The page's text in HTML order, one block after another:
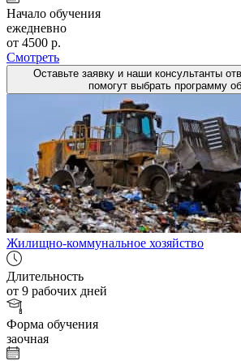
Начало обучения
ежедневно
от 4500 р.
Смотреть
Оставьте заявку и наши консультанты
помогут выбрать программу
Жилищно-коммунальное хозяйство
Длительность
от 9 рабочих дней
Форма обучения
заочная